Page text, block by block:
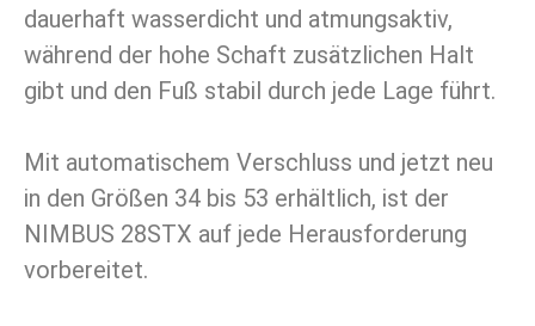
dauerhaft wasserdicht und atmungsaktiv,
während der hohe Schaft zusätzlichen Halt
gibt und den Fuß stabil durch jede Lage führt.
Mit automatischem Verschluss und jetzt neu
in den Größen 34 bis 53 erhältlich, ist der
NIMBUS 28STX auf jede Herausforderung
vorbereitet.